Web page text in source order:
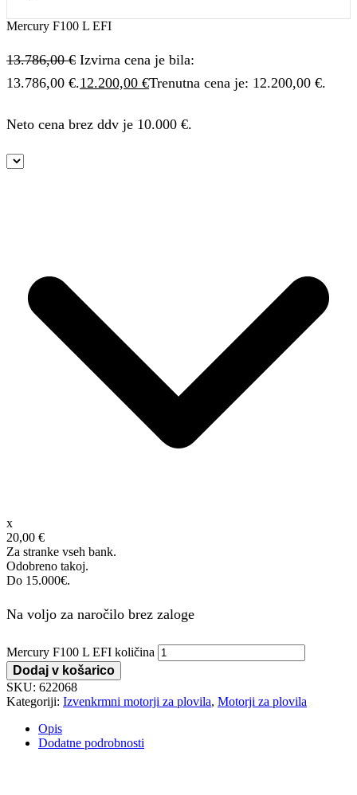
Mercury F100 L EFI
13.786,00€ Izvirna cena je bila:
13.786,00 €.12.200,00 €Trenutna cena je: 12.200,00 €.
Neto cena brez ddv je 10.000 €.
x
20,00 €
Za stranke vseh bank.
Odobreno takoj.
Do 15.000€.
Na voljo za naročilo brez zaloge
Mercury F100 L EFI količina
Dodaj v košarico
SKU: 622068
Kategoriji: Izvenkrmni motorji za plovila, Motorji za plovila
Opis
Dodatne podrobnosti